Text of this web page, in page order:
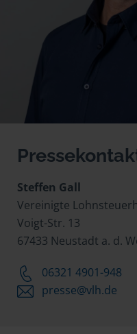
Steffen Gall
Vereinigte
Voigt-Str. 13
67433 Neustadt a. d.
06321 4901-948
presse@vlh.de